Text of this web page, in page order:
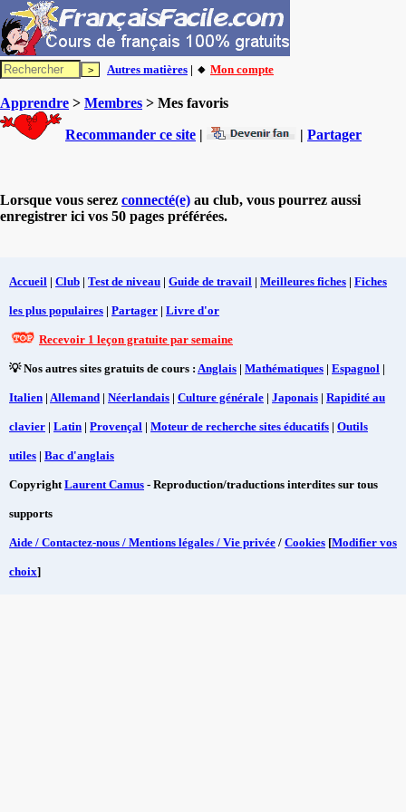
Autres matières | 🔸 Mon compte
Apprendre > Membres > Mes favoris
Recommander ce site | | Partager
Lorsque vous serez connecté(e) au club, vous pourrez aussi
enregistrer ici vos 50 pages préférées.
Accueil | Club | Test de niveau | Guide de travail | Meilleures fiches | Fiches
les plus populaires | Partager | Livre d'or
Recevoir 1 leçon gratuite par semaine
💡 Nos autres sites gratuits de cours : Anglais | Mathématiques | Espagnol |
Italien | Allemand | Néerlandais | Culture générale | Japonais | Rapidité au
clavier | Latin | Provençal | Moteur de recherche sites éducatifs | Outils
utiles | Bac d'anglais
CopyrightLaurent Camus - Reproduction/traductions interdites sur tous
supports
Aide / Contactez-nous / Mentions légales / Vie privée / Cookies [Modifier vos
choix]